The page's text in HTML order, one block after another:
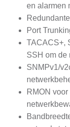
en alarmen
Port
TACACS+,
SSH om de
SNMPv1/
RMON